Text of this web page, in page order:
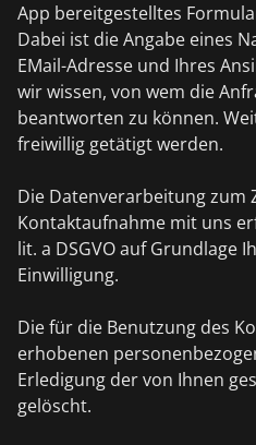
App bereitgestelltes
Dabei ist die Angabe eines
EMail-Adresse und Ihres
wir wissen, von wem die
beantworten zu können.
freiwillig getätigt werden.
Die Datenverarbeitung zum
Kontaktaufnahme mit uns
lit. a DSGVO auf Grundlage
Einwilligung.
Die für die Benutzung des
erhobenen
Erledigung der von Ihnen
gelöscht.